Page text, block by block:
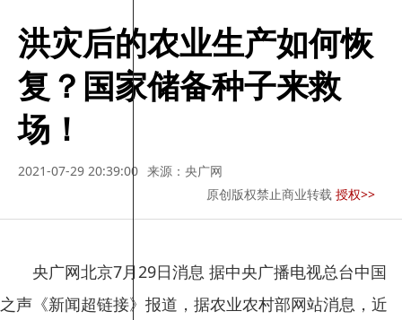
洪灾后的农业生产如何恢
复？国家储备种子来救
场！
2021-07-29 20:39:00 来源：央广网
原创版权禁止商业转载 授权>>
央广网北京7月29日消息 据中央广播电视总台中国
之声《新闻超链接》报道，据农业农村部网站消息，近